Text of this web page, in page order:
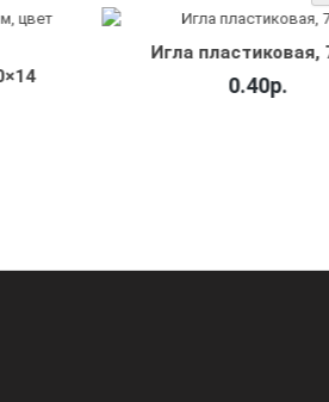
Игла пластиковая, 7 см
0.40р.